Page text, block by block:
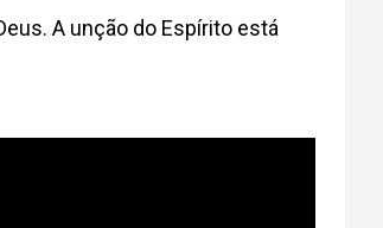
A unção do Espírito está